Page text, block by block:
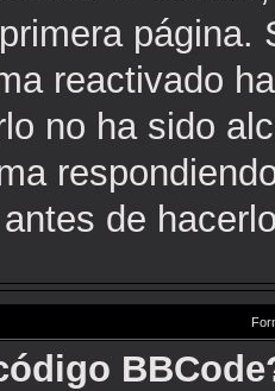
reactivado
no ha sido
de